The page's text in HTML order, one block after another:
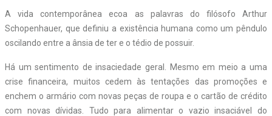
A vida contemporânea ecoa as palavras do filósofo Arthur
Schopenhauer, que definiu a existência humana como um pêndulo
oscilando entre a ânsia de ter e o tédio de possuir.
Há um sentimento de insaciedade geral. Mesmo em meio a uma
crise financeira, muitos cedem às tentações das promoções e
enchem o armário com novas peças de roupa e o cartão de crédito
com novas dívidas. Tudo para alimentar o vazio insaciável do